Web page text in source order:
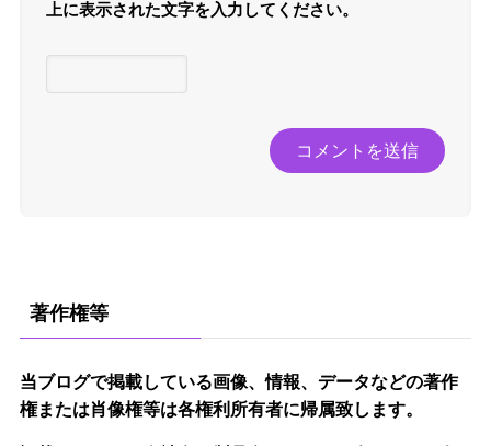
上に表示された文字を入力してください。
著作権等
当ブログで掲載している画像、情報、データなどの著作
権または肖像権等は各権利所有者に帰属致します。